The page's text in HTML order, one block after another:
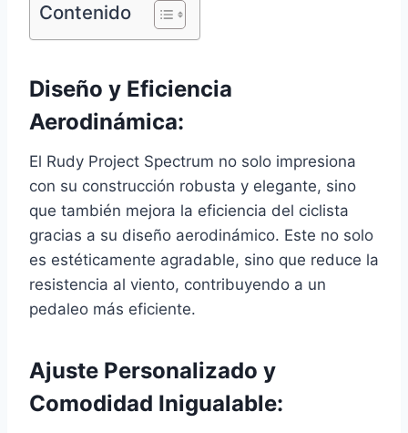
Contenido
Diseño y Eficiencia
Aerodinámica:
El Rudy Project Spectrum no solo impresiona
con su construcción robusta y elegante, sino
que también mejora la eficiencia del ciclista
gracias a su diseño aerodinámico. Este no solo
es estéticamente agradable, sino que reduce la
resistencia al viento, contribuyendo a un
pedaleo más eficiente.
Ajuste Personalizado y
Comodidad Inigualable: